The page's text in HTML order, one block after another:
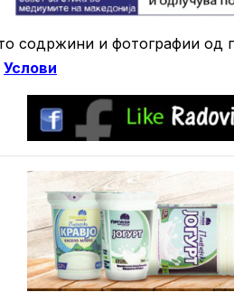
содржини и фотографии од
Услови